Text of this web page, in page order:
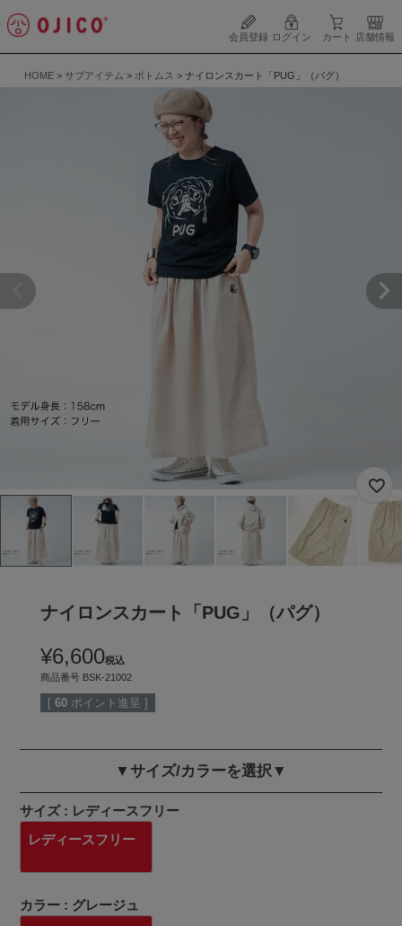
会員登録 ログイン カート 店舗情報
HOME サブアイテム ボトムス ナイロンスカート「PUG」（パグ）
ナイロンスカート「PUG」（パグ）
¥6,600税込
商品番号 BSK-21002
[ 60 ポイント進呈 ]
▼サイズ/カラーを選択▼
サイズ
レディースフリー
レディースフリー
カラー
グレージュ